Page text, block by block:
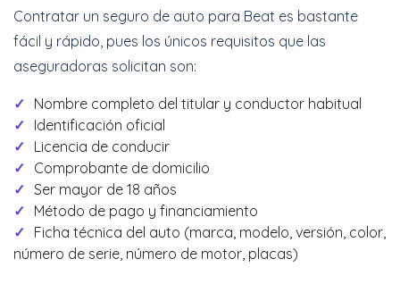
Contratar un seguro de auto para Beat es bastante
fácil y rápido, pues los únicos requisitos que las
aseguradoras solicitan son:
Nombre completo del titular y conductor habitual
Identificación oficial
Licencia de conducir
Comprobante de domicilio
Ser mayor de 18 años
Método de pago y financiamiento
Ficha técnica del auto (marca, modelo, versión, color,
número de serie, número de motor, placas)